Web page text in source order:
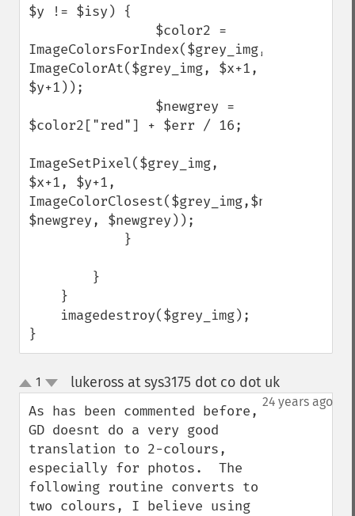
$y != $isy) {
ImageColorsForIndex($grey_img,
ImageColorAt($grey_img, $x+1,
$y+1));
$color2["red"] + $err / 16;
ImageSetPixel($grey_img,
$x+1, $y+1,
ImageColorClosest($grey_img,$newgrey,
$newgrey, $newgrey));
}
up
down
1 lukeross at sys3175 dot co dot uk¶
24 years ago
As has been commented before,
GD doesnt do a very good
translation to 2-colours,
especially for photos.  The
following routine converts to
two colours, I believe using